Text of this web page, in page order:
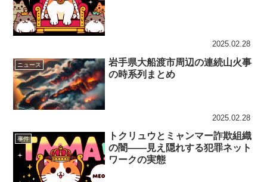
2025.02.28
ニュース
岩手県大船渡市周辺の連続山火事
の時系列まとめ
2025.02.28
事件
トクリュウとミャンマー詐欺組織
の闇――見え隠れする犯罪ネット
ワークの実態